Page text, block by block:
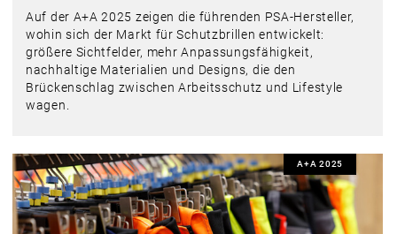
Auf der A+A 2025 zeigen die führenden PSA-Hersteller,
wohin sich der Markt für Schutzbrillen entwickelt:
größere Sichtfelder, mehr Anpassungsfähigkeit,
nachhaltige Materialien und Designs, die den
Brückenschlag zwischen Arbeitsschutz und Lifestyle
wagen.
A+A 2025